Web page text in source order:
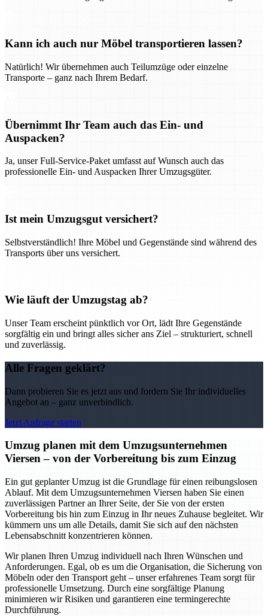
Kann ich auch nur Möbel transportieren lassen?
Natürlich! Wir übernehmen auch Teilumzüge oder einzelne
Transporte – ganz nach Ihrem Bedarf.
Übernimmt Ihr Team auch das Ein- und
Auspacken?
Ja, unser Full-Service-Paket umfasst auf Wunsch auch das
professionelle Ein- und Auspacken Ihrer Umzugsgüter.
Ist mein Umzugsgut versichert?
Selbstverständlich! Ihre Möbel und Gegenstände sind während des
Transports über uns versichert.
Wie läuft der Umzugstag ab?
Unser Team erscheint pünktlich vor Ort, lädt Ihre Gegenstände
sorgfältig ein und bringt alles sicher ans Ziel – strukturiert, schnell
und zuverlässig.
Alle Fragen geklärt?
Dann probieren Sie es jetzt aus und fordern Sie Ihr individuelles
Angebot an – ganz unverbindlich.
Jetzt Anfrage starten
Umzug planen mit dem Umzugsunternehmen
Viersen – von der Vorbereitung bis zum Einzug
Ein gut geplanter Umzug ist die Grundlage für einen reibungslosen
Ablauf. Mit dem Umzugsunternehmen Viersen haben Sie einen
zuverlässigen Partner an Ihrer Seite, der Sie von der ersten
Vorbereitung bis hin zum Einzug in Ihr neues Zuhause begleitet. Wir
kümmern uns um alle Details, damit Sie sich auf den nächsten
Lebensabschnitt konzentrieren können.
Wir planen Ihren Umzug individuell nach Ihren Wünschen und
Anforderungen. Egal, ob es um die Organisation, die Sicherung von
Möbeln oder den Transport geht – unser erfahrenes Team sorgt für
professionelle Umsetzung. Durch eine sorgfältige Planung
minimieren wir Risiken und garantieren eine termingerechte
Durchführung.